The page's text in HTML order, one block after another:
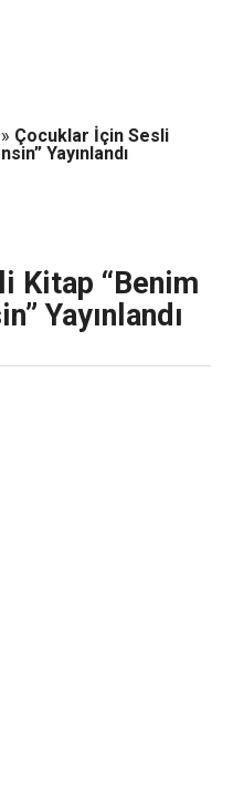
Çocuklar İçin Sesli
Yayınlandı
Kitap “Benim
Yayınlandı